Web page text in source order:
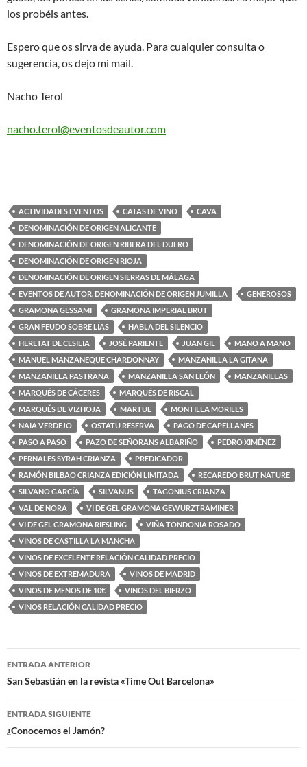
los probéis antes.
Espero que os sirva de ayuda. Para cualquier consulta o
sugerencia, os dejo mi mail.
Nacho Terol
nacho.terol@eventosdeautor.com
ACTIVIDADES EVENTOS CATAS DE VINO
CAVA
DENOMINACIÓN DE ORIGEN ALICANTE
DENOMINACIÓN DE ORIGEN RIBERA DEL DUERO
DENOMINACIÓN DE ORIGEN RIOJA
DENOMINACIÓN DE ORIGEN SIERRAS DE MÁLAGA
EVENTOS DE AUTOR. DENOMINACIÓN DE ORIGEN JUMILLA
GENEROSOS
GRAMONA GESSAMI
GRAMONA IMPERIAL BRUT
GRAN FEUDO SOBRE LÍAS
HABLA DEL SILENCIO
HERETAT DE CESILIA
JOSÉ PARIENTE JUAN GIL
MANO A MANO
MANUEL MANZANEQUE CHARDONNAY
MANZANILLA LA GITANA
MANZANILLA PASTRANA
MANZANILLA SAN LEÓN
MANZANILLAS
MARQUÉS DE CÁCERES
MARQUÉS DE RISCAL
MARQUÉS DE VIZHOJA
MARTUE
MONTILLA MORILES
NAIA VERDEJO
OSTATU RESERVA
PAGO DE CAPELLANES
PASO A PASO
PAZO DE SEÑORANS ALBARIÑO
PEDRO XIMÉNEZ
PERNALES SYRAH CRIANZA
PREDICADOR
RAMÓN BILBAO CRIANZA EDICIÓN LIMITADA
RECAREDO BRUT NATURE
SILVANO GARCÍA
SILVANUS
TAGONIUS CRIANZA
VAL DE NORA
VI DE GEL GRAMONA GEWURZTRAMINER
VI DE GEL GRAMONA RIESLING
VIÑA TONDONIA ROSADO
VINOS DE CASTILLA LA MANCHA
VINOS DE EXCELENTE RELACIÓN CALIDAD PRECIO
VINOS DE EXTREMADURA
VINOS DE MADRID
VINOS DE MENOS DE 10€
VINOS DEL BIERZO
VINOS RELACIÓN CALIDAD PRECIO
Navegación
de
entradas
ENTRADA ANTERIOR
San Sebastián en la revista «Time Out Barcelona»
ENTRADA SIGUIENTE
¿Conocemos el Jamón?